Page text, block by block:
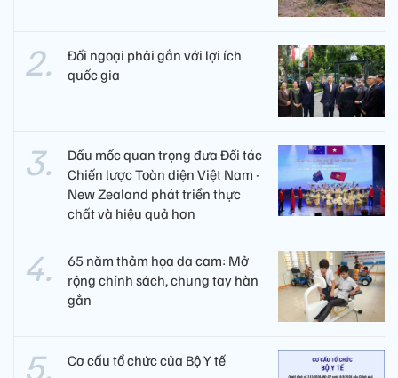
Đối ngoại phải gắn với lợi ích
quốc gia
Dấu mốc quan trọng đưa Đối tác
Chiến lược Toàn diện Việt Nam -
New Zealand phát triển thực
chất và hiệu quả hơn
65 năm thảm họa da cam: Mở
rộng chính sách, chung tay hàn
gắn
Cơ cấu tổ chức của Bộ Y tế